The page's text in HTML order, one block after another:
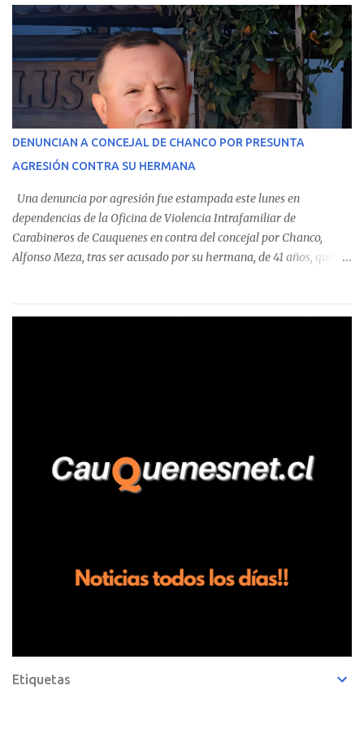
estableció que estos funcionarios —quienes administran o
custodian fondos públicos— efectuaron transacciones por un
monto total de $116.075.918 entre enero de 2024 y junio de 2025.
En el detalle regional, se indica que en la comuna de Cauquenes se
identificó a cuatro funcionarios involucrados en este tipo de
operaciones. Asimismo, se precisa que uno de los casos
corresponde a un funcionario de la Municipalidad de Chanco,
detectaron incumplimientos a la normativa vigente. El informe
precisa que la mayor cantidad de dinero apostado se registró en
Talca, donde...
DENUNCIAN A CONCEJAL DE CHANCO POR PRESUNTA
AGRESIÓN CONTRA SU HERMANA
Una denuncia por agresión fue estampada este lunes en
dependencias de la Oficina de Violencia Intrafamiliar de
Carabineros de Cauquenes en contra del concejal por Chanco,
Alfonso Meza, tras ser acusado por su hermana, de 41 años, quien
relató que los hechos ocurrieron cerca de las 11:30 horas en el
trabajadores, el edil descendió del vehículo y, en medio de la
confrontación, la habría tomado de los hombros, empujado al
suelo y agredido con golpes de pies y manos, mientr...
Etiquetas